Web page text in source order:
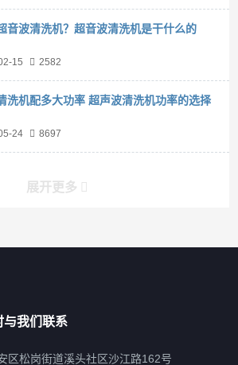
音波清洗机？超音波清洗机是干什么的
15 2582
洗机配多大功率 超声波清洗机功率的选择
24 8697
展开更多
与我们联系
区松岗街道溪头社区沙江路162号